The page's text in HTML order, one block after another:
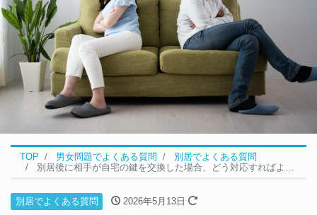
TOP 男女問題でよくある質問
別居でよくある質問
別居後に相手が自宅の鍵を交換した場合、どう対応すればよいですか？
別居でよくある質問 2026年5月13日